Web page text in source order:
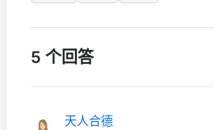
5 个回答
天人合德